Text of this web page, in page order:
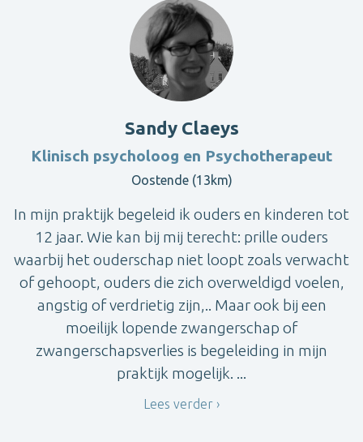
Sandy Claeys
Klinisch psycholoog en Psychotherapeut
Oostende (13km)
In mijn praktijk begeleid ik ouders en kinderen tot
12 jaar. Wie kan bij mij terecht: prille ouders
waarbij het ouderschap niet loopt zoals verwacht
of gehoopt, ouders die zich overweldigd voelen,
angstig of verdrietig zijn,.. Maar ook bij een
moeilijk lopende zwangerschap of
zwangerschapsverlies is begeleiding in mijn
praktijk mogelijk. ...
Lees verder